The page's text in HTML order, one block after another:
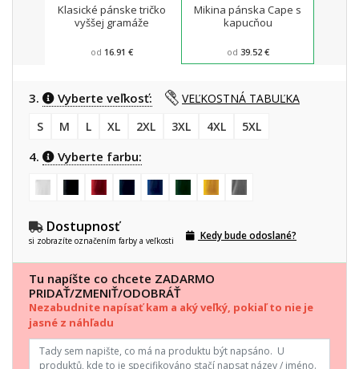
Klasické pánske tričko
vyššej gramáže
od 16.91 €
Mikina pánska Cape s
kapucňou
od 39.52 €
3. Vyberte veľkosť:
VEĽKOSTNÁ TABUĽKA
S
M L XL 2XL 3XL 4XL 5XL
4. Vyberte farbu:
Dostupnosť
si zobrazíte označením farby a veľkosti Kedy bude odoslané?
Tu napíšte co chcete ZADARMO
PRIDAŤ/ZMENIŤ/ODOBRÁŤ
Nezabudnite napísať kam a aký veľký, pokiaľ to nie je
jasné z náhľadu